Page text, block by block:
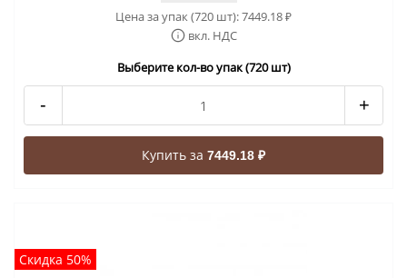
Цена за упак (720 шт):7449.18₽
вкл. НДС
Выберите кол-во упак (720 шт)
- +
Купить за 7449.18 ₽
Скидка 50%